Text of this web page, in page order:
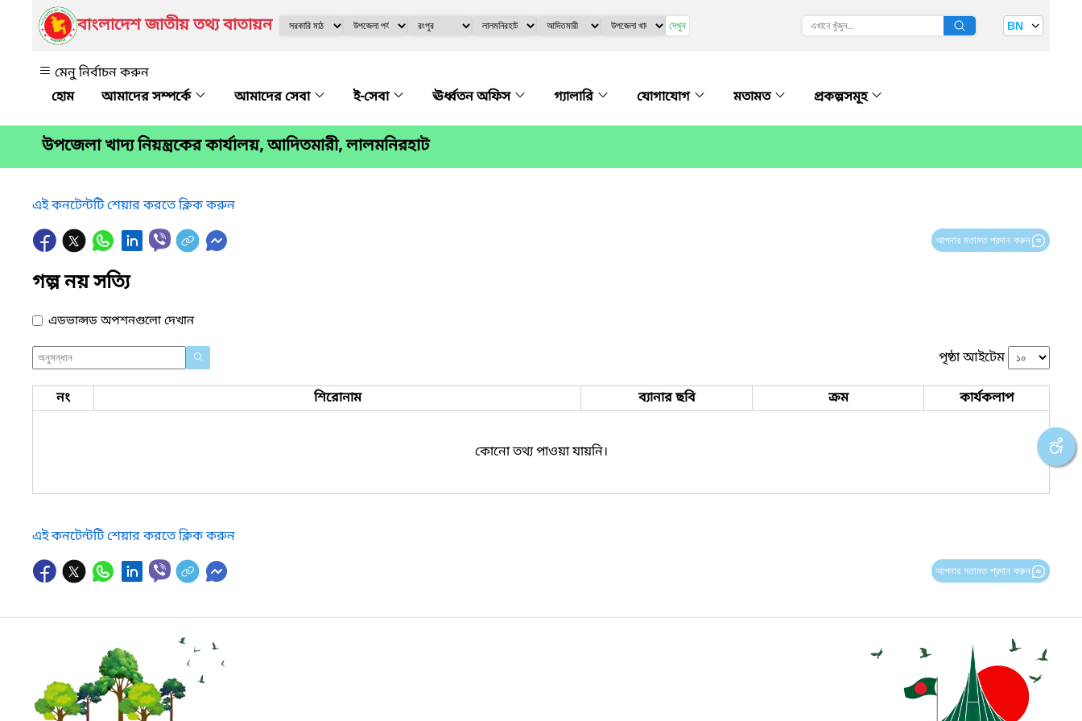
বাংলাদেশ জাতীয় তথ্য বাতায়ন দেখুন BN
মেনু নির্বাচন করুন
আমাদের সম্পর্কে
আমাদের সেবা ই-সেবা ঊর্ধ্বতন অফিস গ্যালারি যোগাযোগ মতামত প্রকল্পসমূহ
উপজেলা খাদ্য নিয়ন্ত্রকের কার্যালয়, আদিতমারী, লালমনিরহাট
এই কনটেন্টটি শেয়ার করতে ক্লিক করুন
আপনার মতামত প্রদান করুন
গল্প নয় সত্যি
এডভান্সড অপশনগুলো দেখান
পৃষ্ঠা আইটেম
নং শিরোনাম ব্যানার ছবি ক্রম কার্যকলাপ
কোনো তথ্য পাওয়া যায়নি।
এই কনটেন্টটি শেয়ার করতে ক্লিক করুন
আপনার মতামত প্রদান করুন